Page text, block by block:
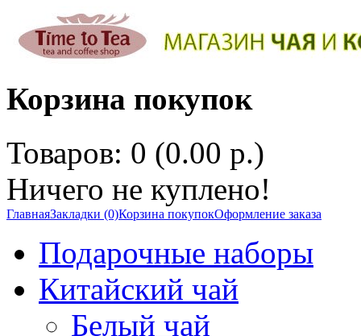
Корзина покупок
Товаров: 0 (0.00 р.)
Ничего не куплено!
ГлавнаяЗакладки (0)Корзина покупокОформление заказа
Подарочные наборы
Китайский чай
Белый чай